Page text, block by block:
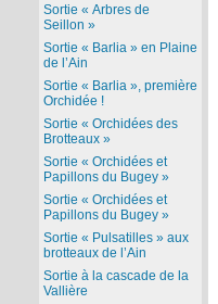
Sortie « Arbres de
Seillon »
Sortie « Barlia » en Plaine
de l’Ain
Sortie « Barlia », première
Orchidée !
Sortie « Orchidées des
Brotteaux »
Sortie « Orchidées et
Papillons du Bugey »
Sortie « Orchidées et
Papillons du Bugey »
Sortie « Pulsatilles » aux
brotteaux de l’Ain
Sortie à la cascade de la
Vallière